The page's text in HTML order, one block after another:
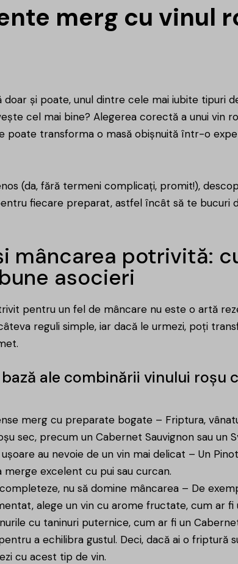
merg cu vinul
doar și poate, unul dintre cele mai iubite tipuri
cel mai bine? Alegerea corectă a unui vin
poate transforma o masă obișnuită într-o
(da, fără termeni complicați, promit!),
fiecare preparat, astfel încât să te bucuri
mâncarea potrivită:
asocieri
pentru un fel de mâncare nu este o artă
reguli simple, iar dacă le urmezi, poți
ale combinării vinului roșu
merg cu preparate bogate – Friptura,
sec, precum un Cabernet Sauvignon sau un
au nevoie de un vin mai delicat – Un
merge excelent cu pui sau curcan.
nu să domine mâncarea – De
alege un vin cu arome fructate, cum ar fi
cu taninuri puternice, cum ar fi un
a echilibra gustul. Deci, dacă ai o friptură
cu acest tip de vin.